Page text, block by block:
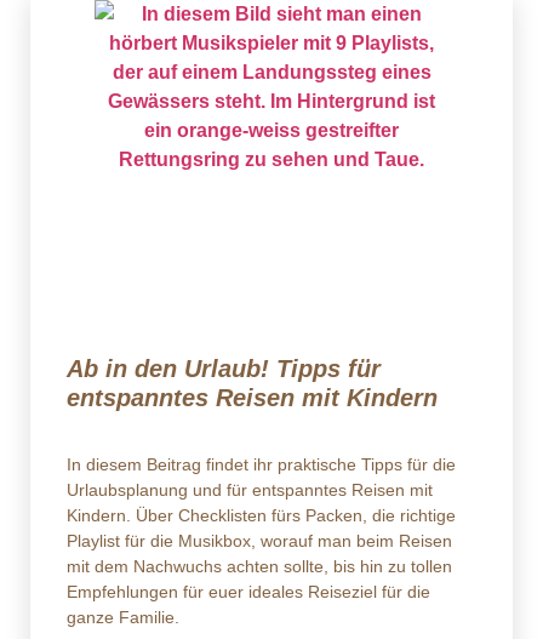
Ab in den Urlaub! Tipps für
entspanntes Reisen mit Kindern
In diesem Beitrag findet ihr praktische Tipps für die
Urlaubsplanung und für entspanntes Reisen mit
Kindern. Über Checklisten fürs Packen, die richtige
Playlist für die Musikbox, worauf man beim Reisen
mit dem Nachwuchs achten sollte, bis hin zu tollen
Empfehlungen für euer ideales Reiseziel für die
ganze Familie.